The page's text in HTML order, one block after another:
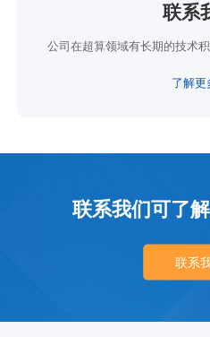
联系
公司在超算领域有长期的技术
了解更
联系我们可了
联系